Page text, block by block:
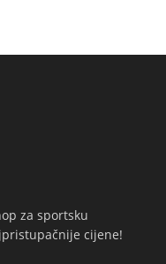
za sportsku
cijene!